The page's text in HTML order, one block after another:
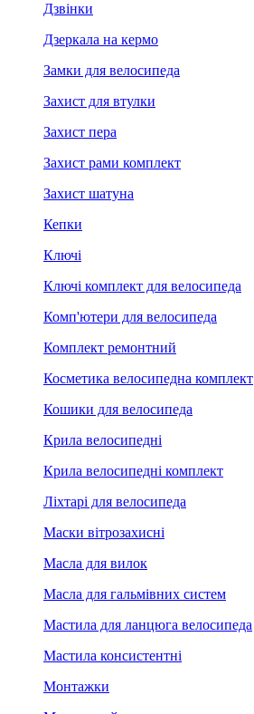
Дзвінки
Дзеркала на кермо
Замки для велосипеда
Захист для втулки
Захист пера
Захист рами комплект
Захист шатуна
Кепки
Ключі
Ключі комплект для велосипеда
Комп'ютери для велосипеда
Комплект ремонтний
Косметика велосипедна комплект
Кошики для велосипеда
Крила велосипедні
Крила велосипедні комплект
Ліхтарі для велосипеда
Маски вітрозахисні
Масла для вилок
Масла для гальмівних систем
Мастила для ланцюга велосипеда
Мастила консистентні
Монтажки